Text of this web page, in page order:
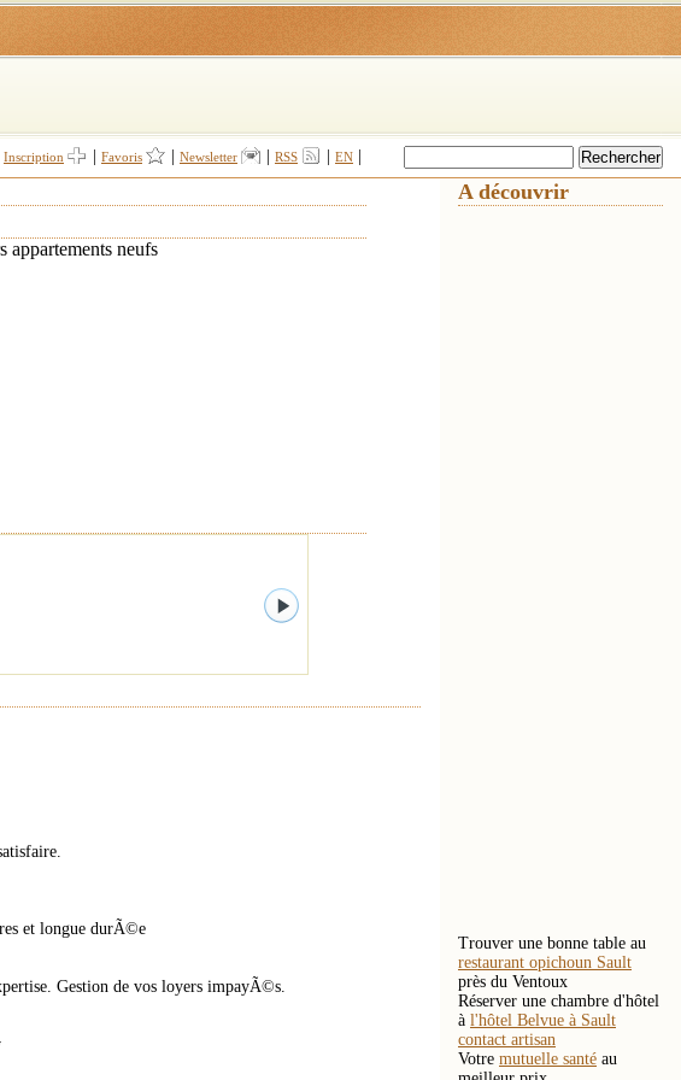
Inscription Favoris Newsletter RSS EN
appartements neufs
et longue durÃ©e
Gestion de vos loyers impayÃ©s.
A découvrir
Trouver une bonne table au
restaurant opichoun Sault
près du Ventoux
Réserver une chambre d'hôtel
à l'hôtel Belvue à Sault
contact artisan
Votre mutuelle santé au